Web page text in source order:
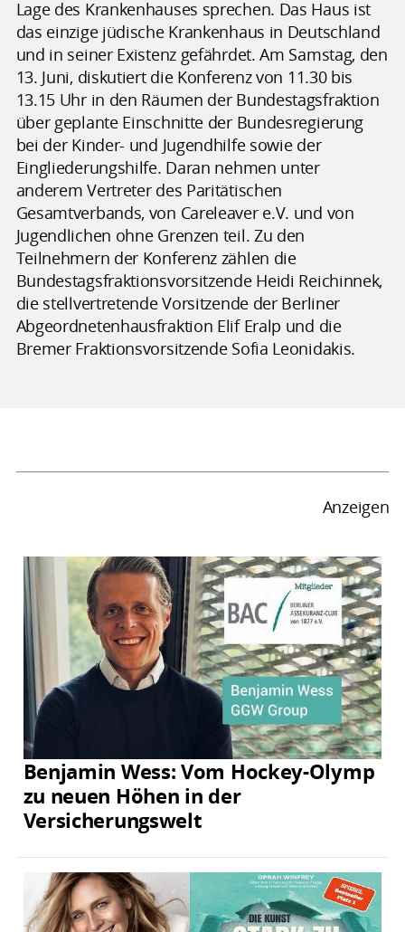
Lage des Krankenhauses sprechen. Das Haus ist
das einzige jüdische Krankenhaus in Deutschland
und in seiner Existenz gefährdet. Am Samstag, den
13. Juni, diskutiert die Konferenz von 11.30 bis
13.15 Uhr in den Räumen der Bundestagsfraktion
über geplante Einschnitte der Bundesregierung
bei der Kinder- und Jugendhilfe sowie der
Eingliederungshilfe. Daran nehmen unter
anderem Vertreter des Paritätischen
Gesamtverbands, von Careleaver e.V. und von
Jugendlichen ohne Grenzen teil. Zu den
Teilnehmern der Konferenz zählen die
Bundestagsfraktionsvorsitzende Heidi Reichinnek,
die stellvertretende Vorsitzende der Berliner
Abgeordnetenhausfraktion Elif Eralp und die
Bremer Fraktionsvorsitzende Sofia Leonidakis.
Anzeigen
Benjamin Wess: Vom Hockey-Olymp
zu neuen Höhen in der
Versicherungswelt